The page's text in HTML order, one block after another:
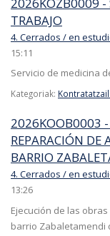
TRABAJO
4. Cerrados / en
15:11
Servicio de medicina
Kategoriak:
2026KOOB0003 -
REPARACIÓN DE
BARRIO
4. Cerrados / en
13:26
Ejecución de las
barrio Zabaletamendi